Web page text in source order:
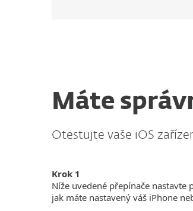
Máte
Otestujte vaše iOS
Krok 1
Níže uvedené přepínače nastavte
jak máte nastavený váš iPhone